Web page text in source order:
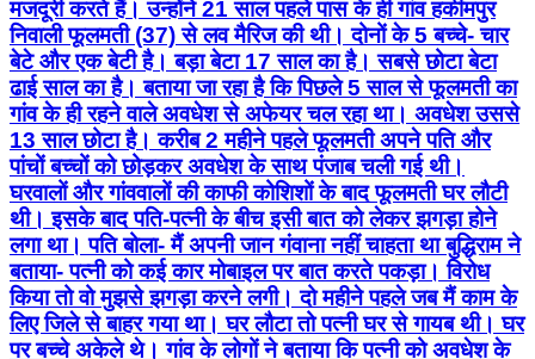
मजदूरी करते हैं। उन्होंने 21 साल पहले पास के ही गांव हकीमपुर
निवाली फूलमती (37) से लव मैरिज की थी। दोनों के 5 बच्चे- चार
बेटे और एक बेटी है। बड़ा बेटा 17 साल का है। सबसे छोटा बेटा
ढाई साल का है। बताया जा रहा है कि पिछले 5 साल से फूलमती का
गांव के ही रहने वाले अवधेश से अफेयर चल रहा था। अवधेश उससे
13 साल छोटा है। करीब 2 महीने पहले फूलमती अपने पति और
पांचों बच्चों को छोड़कर अवधेश के साथ पंजाब चली गई थी।
घरवालों और गांववालों की काफी कोशिशों के बाद फूलमती घर लौटी
थी। इसके बाद पति-पत्नी के बीच इसी बात को लेकर झगड़ा होने
लगा था। पति बोला- मैं अपनी जान गंवाना नहीं चाहता था बुद्धिराम ने
बताया- पत्नी को कई कार मोबाइल पर बात करते पकड़ा। विरोध
किया तो वो मुझसे झगड़ा करने लगी। दो महीने पहले जब मैं काम के
लिए जिले से बाहर गया था। घर लौटा तो पत्नी घर से गायब थी। घर
पर बच्चे अकेले थे। गांव के लोगों ने बताया कि पत्नी को अवधेश के